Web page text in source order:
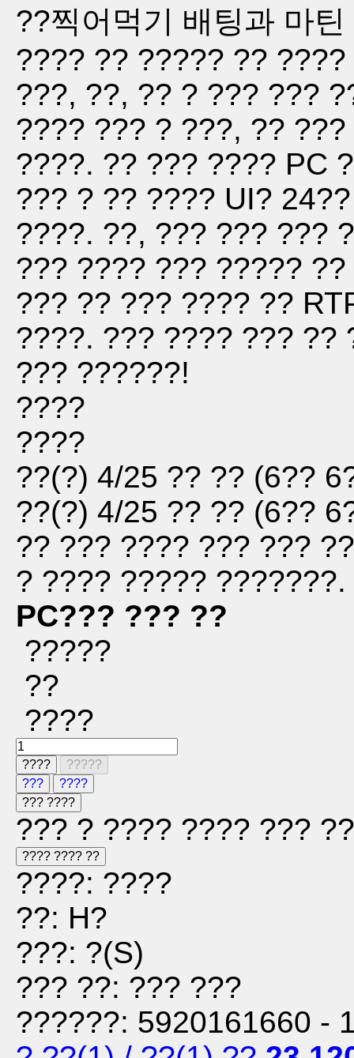
??찍어먹기 배팅과 마
???? ?? ????? ??
???, ??, ?? ? ??? ???
???? ??? ? ???, ??
????. ?? ??? ???? PC
??? ? ?? ???? UI?
????. ??, ??? ??? ???
??? ???? ??? ?????
??? ?? ??? ???? ??
????. ??? ???? ??? ??
??? ??????!
????
????
??(?) 4/25 ?? ?? (6??
??(?) 4/25 ?? ?? (6??
?? ??? ???? ??? ???
? ???? ????? ???????.
PC??? ??? ??
?????
??
????
????
?????
???
????
??? ????
??? ? ???? ???? ???
???? ???? ??
????: ????
??: H?
???: ?(S)
??? ??: ??? ???
??????: 5920161660 -